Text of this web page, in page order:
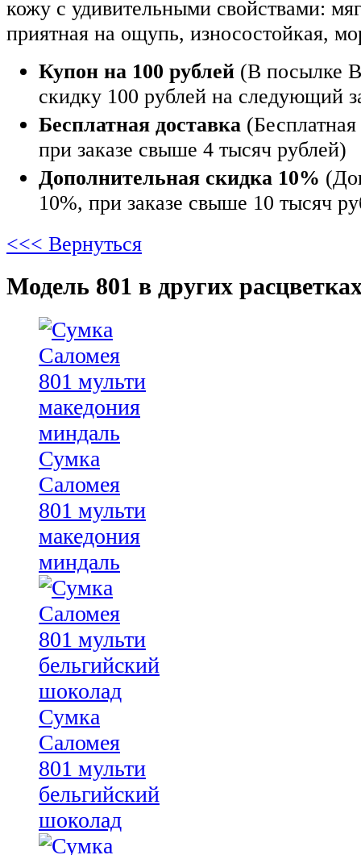
кожу с удивительными свойствами:
приятная на ощупь, износостойкая,
Купон на 100 рублей (В посылке
скидку 100 рублей на следующий
Бесплатная доставка
при заказе свыше 4 тысяч рублей)
Дополнительная скидка 10%
10%, при заказе свыше 10 тысяч
<<< Вернуться
Модель 801 в других
Сумка
Саломея
801 мульти
македония
миндаль
Сумка
Саломея
801 мульти
бельгийский
шоколад